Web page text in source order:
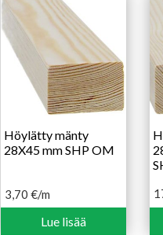
Höylätty mänty
28X45 mm SHP OM
3,70 €/m
Lue lisää